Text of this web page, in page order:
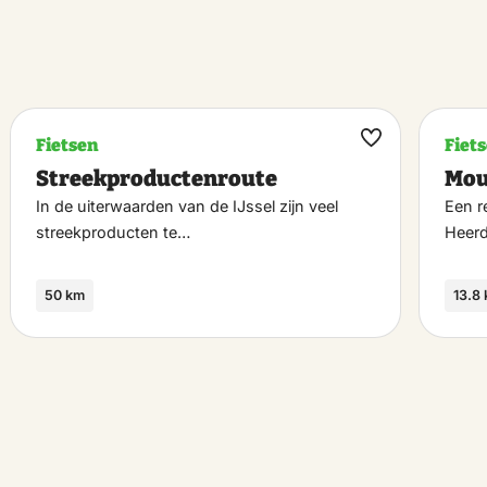
Fietsen
Streekproductenroute
In de uiterwaarden van de IJssel zijn veel
streekproducten te…
50 km
Maak
Een
13.8